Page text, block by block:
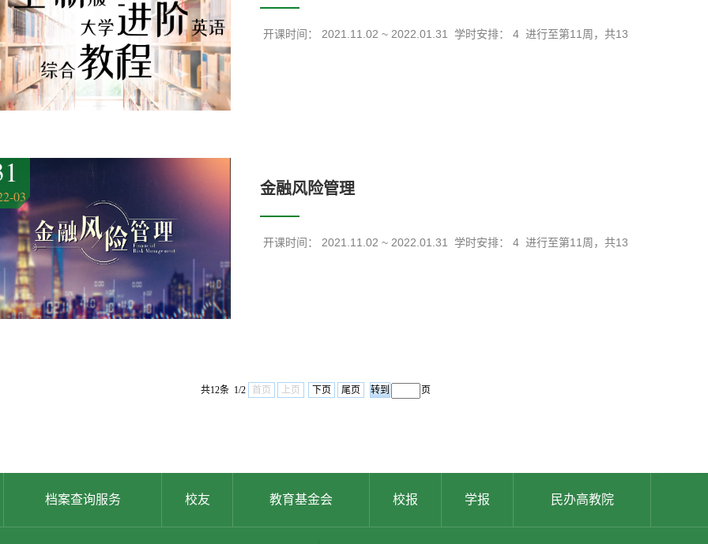
​ 开课时间： 2021.11.02 ~ 2022.01.31 学时安排： 4 进行至第11周，共13
03 金融风险管理
​ 开课时间： 2021.11.02 ~ 2022.01.31 学时安排： 4 进行至第11周，共13
共12条 1/2 首页 上页 下页 尾页 页
档案查询服务 校友 教育基金会 校报 学报 民办高教院